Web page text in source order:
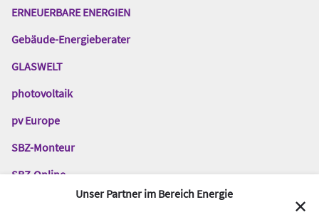
ERNEUERBARE ENERGIEN
Gebäude-Energieberater
GLASWELT
photovoltaik
pv Europe
SBZ-Monteur
SBZ-Online
TGA-Fachplaner
Unser Partner im Bereich Energie
✕